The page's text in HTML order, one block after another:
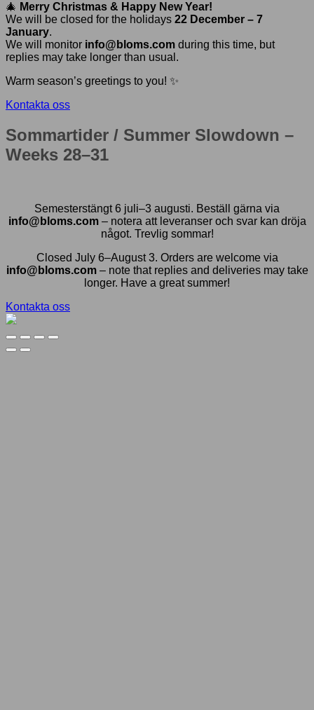
🎄 Merry Christmas & Happy New Year!
We will be closed for the holidays 22 December – 7
January.
We will monitor info@bloms.com during this time, but
replies may take longer than usual.
Warm season’s greetings to you! ✨
Kontakta oss
Sommartider / Summer Slowdown –
Weeks 28–31
Semesterstängt 6 juli–3 augusti. Beställ gärna via
info@bloms.com– notera att leveranser och svar kan dröja
något. Trevlig sommar!
Closed July 6–August 3. Orders are welcome via
info@bloms.com– note that replies and deliveries may take
longer. Have a great summer!
Kontakta oss